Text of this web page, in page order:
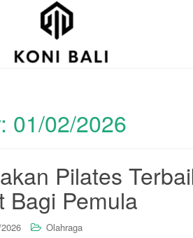
01/02/2026
Pilates
Bagi Pemula
Olahraga